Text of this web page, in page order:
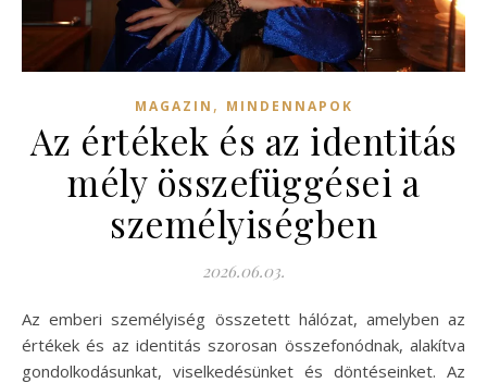
MAGAZIN , MINDENNAPOK
Az értékek és az identitás
mély összefüggései a
személyiségben
2026.06.03.
Az emberi személyiség összetett hálózat, amelyben az
értékek és az identitás szorosan összefonódnak, alakítva
gondolkodásunkat, viselkedésünket és döntéseinket. Az